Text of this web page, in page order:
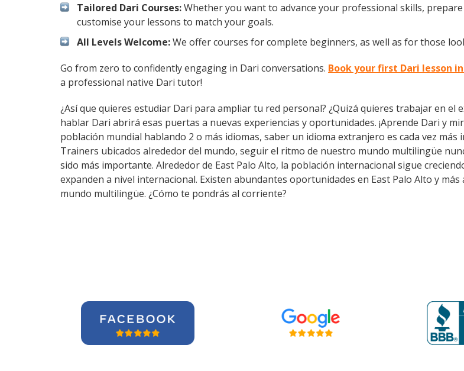
Tailored Dari Courses:Whether you want to advance your professional skills,
customise your lessons to match your goals.
All Levels Welcome:We offer courses for complete beginners, as well as for those
Go from zero to confidently engaging in Dari conversations. Book your first Dari lesson
a professional native Dari tutor!
¿Así que quieres estudiar Dari para ampliar tu red personal? ¿Quizá quieres trabajar en el
hablar Dari abrirá esas puertas a nuevas experiencias y oportunidades. ¡Aprende Dari y
población mundial hablando 2 o más idiomas, saber un idioma extranjero es cada vez
Trainers ubicados alrededor del mundo, seguir el ritmo de nuestro mundo multilingüe
sido más importante. Alrededor de East Palo Alto, la población internacional sigue
expanden a nivel internacional. Existen abundantes oportunidades en East Palo Alto y
mundo multilingüe. ¿Cómo te pondrás al corriente?